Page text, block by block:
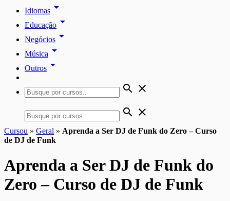
Idiomas arrow_drop_down
Educação arrow_drop_down
Negócios arrow_drop_down
Música arrow_drop_down
Outros arrow_drop_down
search close
search close
Cursou » Geral » Aprenda a Ser DJ de Funk do Zero – Curso
de DJ de Funk
Aprenda a Ser DJ de Funk do
Zero – Curso de DJ de Funk